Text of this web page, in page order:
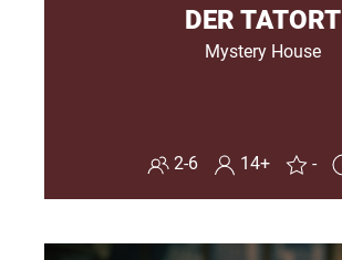
DER TATORT
Mystery House
2-6 14+ -